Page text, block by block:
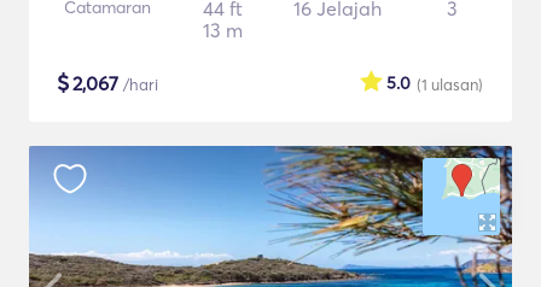
Catamaran
44 ft
13 m
16 Jelajah 3
$2,067 /hari (1 ulasan)
5.0